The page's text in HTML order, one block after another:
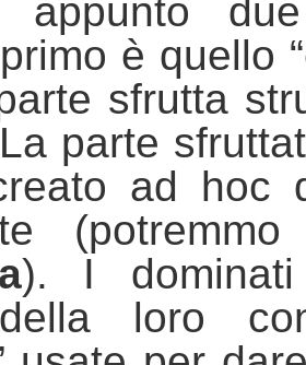
appunto
è quello
sfrutta
parte
ad hoc
). I
loro